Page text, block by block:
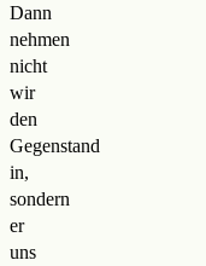
Dann
nehmen
nicht
wir
den
Gegenstand
in,
sondern
er
uns